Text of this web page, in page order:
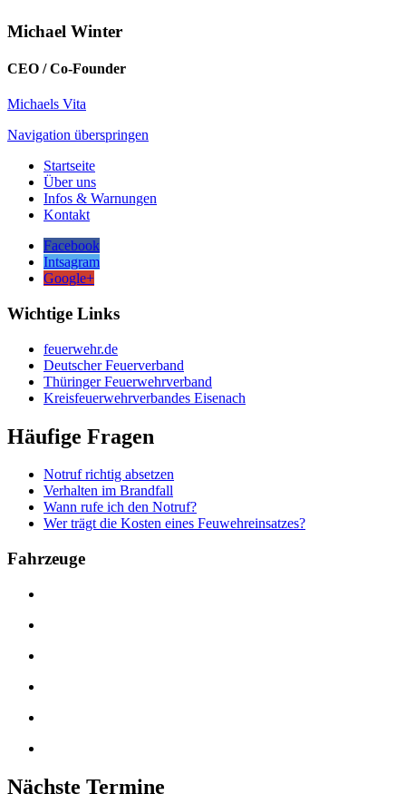
Michael Winter
CEO / Co-Founder
Michaels Vita
Navigation überspringen
Startseite
Über uns
Infos & Warnungen
Kontakt
Facebook
Intsagram
Google+
Wichtige Links
feuerwehr.de
Deutscher Feuerverband
Thüringer Feuerwehrverband
Kreisfeuerwehrverbandes Eisenach
Häufige Fragen
Notruf richtig absetzen
Verhalten im Brandfall
Wann rufe ich den Notruf?
Wer trägt die Kosten eines Feuwehreinsatzes?
Fahrzeuge
Nächste Termine